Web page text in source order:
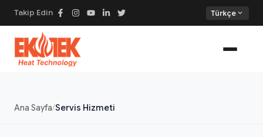
Takip Edin Türkçe expand_more
Ana Sayfa Servis Hizmeti